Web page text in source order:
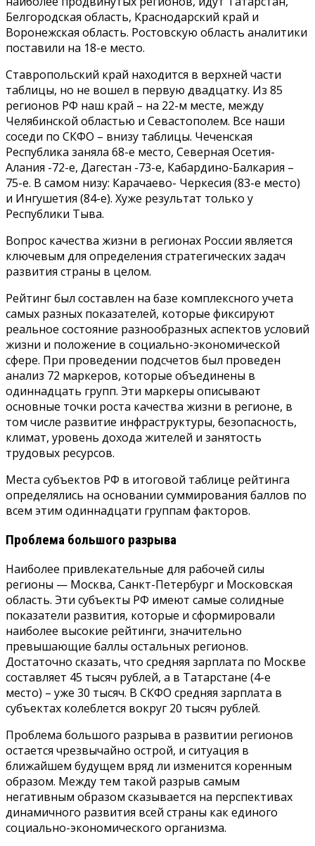
Белгородская область, Краснодарский край и
Воронежская область. Ростовскую область аналитики
поставили на 18-е место.
Ставропольский край находится в верхней части
таблицы, но не вошел в первую двадцатку. Из 85
регионов РФ наш край – на 22-м месте, между
Челябинской областью и Севастополем. Все наши
соседи по СКФО – внизу таблицы. Чеченская
Республика заняла 68-е место, Северная Осетия-
Алания -72-е, Дагестан -73-е, Кабардино-Балкария –
75-е. В самом низу: Карачаево- Черкесия (83-е место)
и Ингушетия (84-е). Хуже результат только у
Республики Тыва.
Вопрос качества жизни в регионах России является
ключевым для определения стратегических задач
развития страны в целом.
Рейтинг был составлен на базе комплексного учета
самых разных показателей, которые фиксируют
реальное состояние разнообразных аспектов условий
жизни и положение в социально-экономической
сфере. При проведении подсчетов был проведен
анализ 72 маркеров, которые объединены в
одиннадцать групп. Эти маркеры описывают
основные точки роста качества жизни в регионе, в
том числе развитие инфраструктуры, безопасность,
климат, уровень дохода жителей и занятость
трудовых ресурсов.
Места субъектов РФ в итоговой таблице рейтинга
определялись на основании суммирования баллов по
всем этим одиннадцати группам факторов.
Проблема большого разрыва
Наиболее привлекательные для рабочей силы
регионы — Москва, Санкт-Петербург и Московская
область. Эти субъекты РФ имеют самые солидные
показатели развития, которые и сформировали
наиболее высокие рейтинги, значительно
превышающие баллы остальных регионов.
Достаточно сказать, что средняя зарплата по Москве
составляет 45 тысяч рублей, а в Татарстане (4-е
место) – уже 30 тысяч. В СКФО средняя зарплата в
субъектах колеблется вокруг 20 тысяч рублей.
Проблема большого разрыва в развитии регионов
остается чрезвычайно острой, и ситуация в
ближайшем будущем вряд ли изменится коренным
образом. Между тем такой разрыв самым
негативным образом сказывается на перспективах
динамичного развития всей страны как единого
социально-экономического организма.